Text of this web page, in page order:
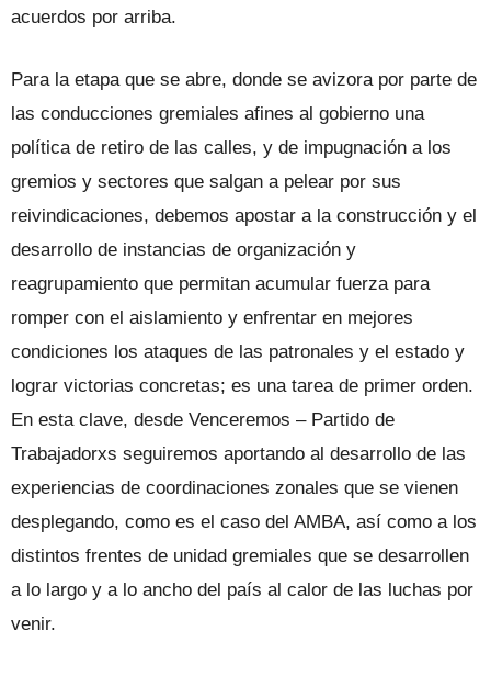
acuerdos por arriba.
Para la etapa que se abre, donde se avizora por parte de
las conducciones gremiales afines al gobierno una
política de retiro de las calles, y de impugnación a los
gremios y sectores que salgan a pelear por sus
reivindicaciones, debemos apostar a la construcción y el
desarrollo de instancias de organización y
reagrupamiento que permitan acumular fuerza para
romper con el aislamiento y enfrentar en mejores
condiciones los ataques de las patronales y el estado y
lograr victorias concretas; es una tarea de primer orden.
En esta clave, desde Venceremos – Partido de
Trabajadorxs seguiremos aportando al desarrollo de las
experiencias de coordinaciones zonales que se vienen
desplegando, como es el caso del AMBA, así como a los
distintos frentes de unidad gremiales que se desarrollen
a lo largo y a lo ancho del país al calor de las luchas por
venir.